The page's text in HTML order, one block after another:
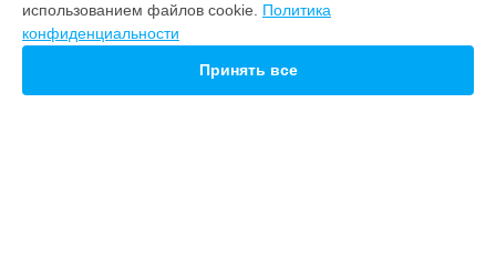
21 pro
20
использованием файлов cookie. Политика
конфиденциальности
Принять все